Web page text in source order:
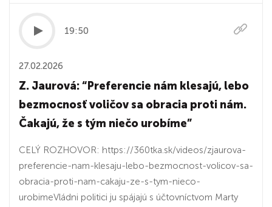
19:50
27.02.2026
Z. Jaurová: “Preferencie nám klesajú, lebo
bezmocnosť voličov sa obracia proti nám.
Čakajú, že s tým niečo urobíme”
CELÝ ROZHOVOR: https://360tka.sk/videos/zjaurova-
preferencie-nam-klesaju-lebo-bezmocnost-volicov-sa-
obracia-proti-nam-cakaju-ze-s-tym-nieco-
urobimeVládni politici ju spájajú s účtovníctvom Marty